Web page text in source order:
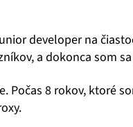
developer na
a dokonca som
Počas 8 rokov, ktoré